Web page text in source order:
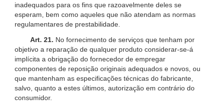
inadequados para os fins que razoavelmente deles se
esperam, bem como aqueles que não atendam as normas
regulamentares de prestabilidade.
Art. 21. No fornecimento de serviços que tenham por
objetivo a reparação de qualquer produto considerar-se-á
implícita a obrigação do fornecedor de empregar
componentes de reposição originais adequados e novos, ou
que mantenham as especificações técnicas do fabricante,
salvo, quanto a estes últimos, autorização em contrário do
consumidor.